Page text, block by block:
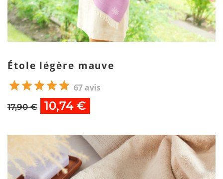
Étole légère mauve
67 avis
17,90 € 10,74 €